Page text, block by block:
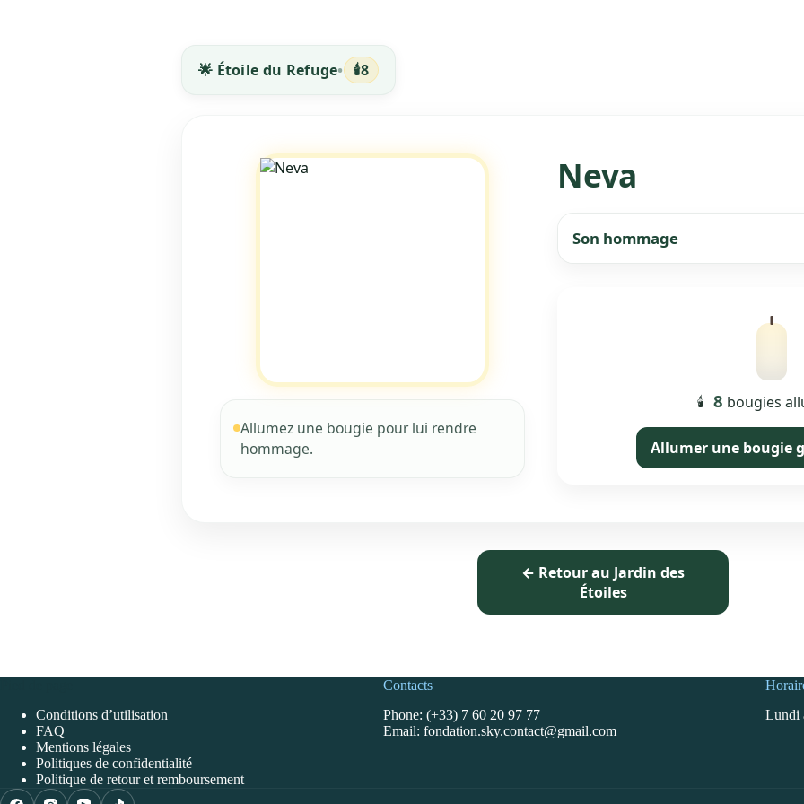
🌟 Étoile du Refuge• 🕯️8
Allumez une bougie pour lui rendre
hommage.
Neva
Son hommage
🕯️ 8 bougies
Allumer une bougie
← Retour au Jardin des
Étoiles
Conditions d’utilisation
FAQ
Mentions légales
Politiques de confidentialité
Politique de retour et remboursement
Contacts
Phone: (+33) 7 60 20 97 77
Email: fondation.sky.contact@gmail.com
Lundi